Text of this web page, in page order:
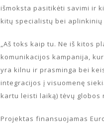
išmoksta pasitikėti savimi ir
kitų specialistų bei aplinkinių
„Aš toks kaip tu. Ne iš kitos
komunikacijos kampanija,
yra kilnu ir prasminga bei
integracijos į visuomenę
kartu leisti laiką) tėvų globos
Projektas finansuojamas